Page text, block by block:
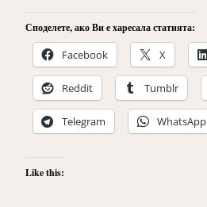
Споделете, ако Ви е харесала статията:
Facebook X
Reddit Tumblr
Telegram WhatsApp
Like this: